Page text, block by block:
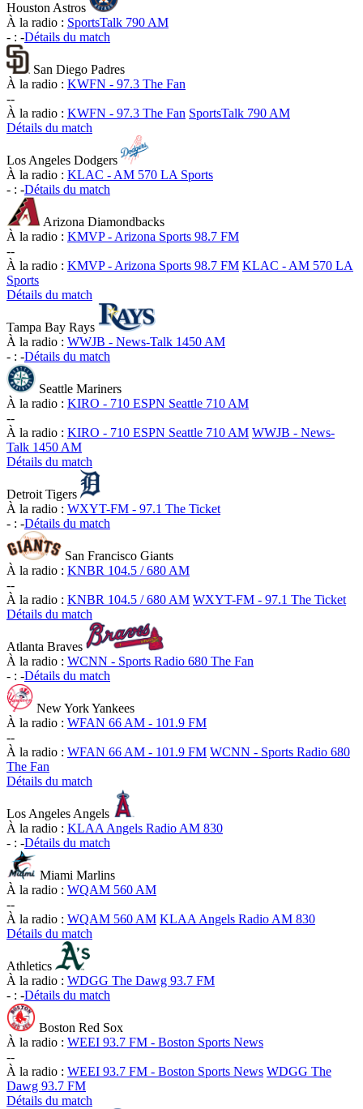
Houston Astros
À la radio : SportsTalk 790 AM
- : -Détails du match
San Diego Padres
À la radio : KWFN - 97.3 The Fan
--
À la radio : KWFN - 97.3 The Fan SportsTalk 790 AM
Détails du match
Los Angeles Dodgers
À la radio : KLAC - AM 570 LA Sports
- : -Détails du match
Arizona Diamondbacks
À la radio : KMVP - Arizona Sports 98.7 FM
--
À la radio : KMVP - Arizona Sports 98.7 FM KLAC - AM 570 LA
Sports
Détails du match
Tampa Bay Rays
À la radio : WWJB - News-Talk 1450 AM
- : -Détails du match
Seattle Mariners
À la radio : KIRO - 710 ESPN Seattle 710 AM
--
À la radio : KIRO - 710 ESPN Seattle 710 AM WWJB - News-
Talk 1450 AM
Détails du match
Detroit Tigers
À la radio : WXYT-FM - 97.1 The Ticket
- : -Détails du match
San Francisco Giants
À la radio : KNBR 104.5 / 680 AM
--
À la radio : KNBR 104.5 / 680 AM WXYT-FM - 97.1 The Ticket
Détails du match
Atlanta Braves
À la radio : WCNN - Sports Radio 680 The Fan
- : -Détails du match
New York Yankees
À la radio : WFAN 66 AM - 101.9 FM
--
À la radio : WFAN 66 AM - 101.9 FM WCNN - Sports Radio 680
The Fan
Détails du match
Los Angeles Angels
À la radio : KLAA Angels Radio AM 830
- : -Détails du match
Miami Marlins
À la radio : WQAM 560 AM
--
À la radio : WQAM 560 AM KLAA Angels Radio AM 830
Détails du match
Athletics
À la radio : WDGG The Dawg 93.7 FM
- : -Détails du match
Boston Red Sox
À la radio : WEEI 93.7 FM - Boston Sports News
--
À la radio : WEEI 93.7 FM - Boston Sports News WDGG The
Dawg 93.7 FM
Détails du match